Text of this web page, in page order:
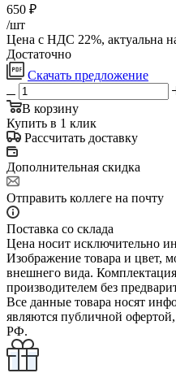
650 ₽
/шт
Цена с НДС 22%, актуальна
Достаточно
Скачать предложение
В корзину
Купить в 1 клик
Рассчитать доставку
Дополнительная скидка
Отправить коллеге на почту
Поставка со склада
Цена носит исключительно
Изображение товара и цвет,
внешнего вида.
производителем без
Все данные товара носят
являются публичной
РФ.